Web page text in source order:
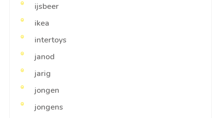
ijsbeer
ikea
intertoys
janod
jarig
jongen
jongens